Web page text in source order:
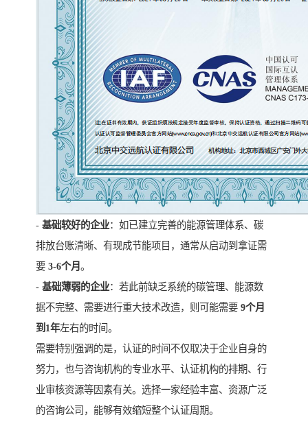
- 基础较好的企业：如已建立完善的能源管理体系、碳
排放台账清晰、有现成节能项目，通常从启动到拿证需
要 3-6个月。
- 基础薄弱的企业：若此前缺乏系统的碳管理、能源数
据不完整、需要进行重大技术改造，则可能需要 9个月
到1年左右的时间。
需要特别强调的是，认证的时间不仅取决于企业自身的
努力，也与咨询机构的专业水平、认证机构的排期、行
业审核资源等因素有关。选择一家经验丰富、资源广泛
的咨询公司，能够有效缩短整个认证周期。